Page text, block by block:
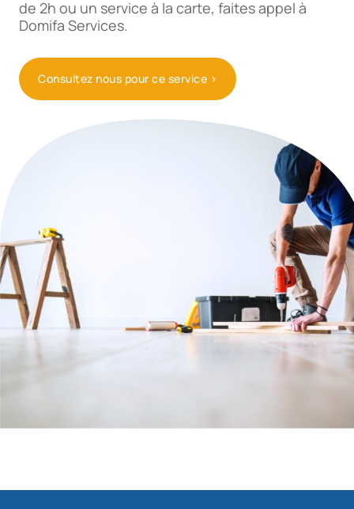
de 2h ou un service à la carte, faites appel à
Domifa Services.
Consultez nous pour ce service >